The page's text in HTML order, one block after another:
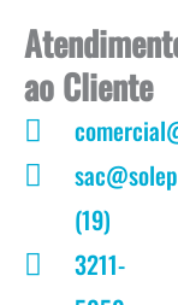
ao Cliente
(19)
3211-